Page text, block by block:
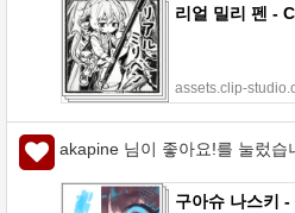
리얼 밀리 펜 -
assets.clip-
akapine 님이 좋아요!를 눌렀습
구아슈 나스키